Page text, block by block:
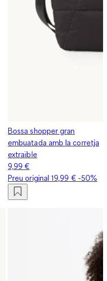
Bossa shopper gran
embuatada amb la corretja
extraïble
9,99 €
Preu original19,99 €-50%